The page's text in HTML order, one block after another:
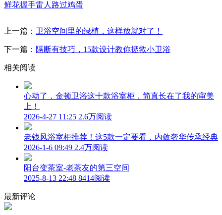
鲜花握手雷人 路过鸡蛋
上一篇： 卫浴空间里的绿植，这样放就对了！
下一篇： 隔断有技巧，15款设计教你拯救小卫浴
相关阅读
心动了，金顿卫浴这十款浴室柜，简直长在了我的审美
上！
2026-4-27 11:25 2.6万阅读
老钱风浴室柜推荐！这5款一定要看，内敛奢华传承经典
2026-1-6 09:49 2.4万阅读
阳台变茶室-老茶友的第三空间
2025-8-13 22:48 8414阅读
最新评论